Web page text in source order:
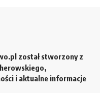
został stworzony z
i aktualne informacje